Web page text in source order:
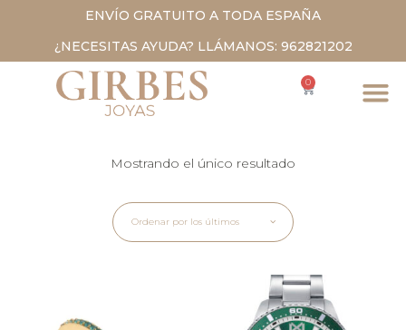
ENVÍO GRATUITO A TODA ESPAÑA
¿NECESITAS AYUDA? LLÁMANOS: 962821202
0
Mostrando el único resultado
Ordenar por los últimos